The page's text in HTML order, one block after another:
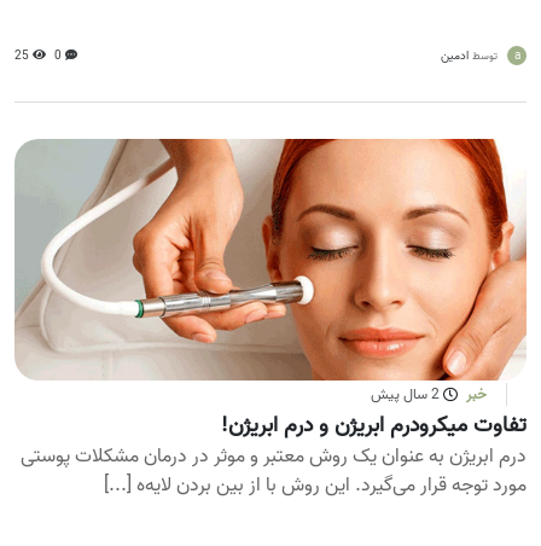
a توسط ادمین 0
25
خبر 2 سال پیش
تفاوت میکرودرم ابریژن و درم ابریژن!
درم ابریژن به عنوان یک روش معتبر و موثر در درمان مشکلات پوستی
مورد توجه قرار می‌گیرد. این روش با از بین بردن لایه‌ه [...]